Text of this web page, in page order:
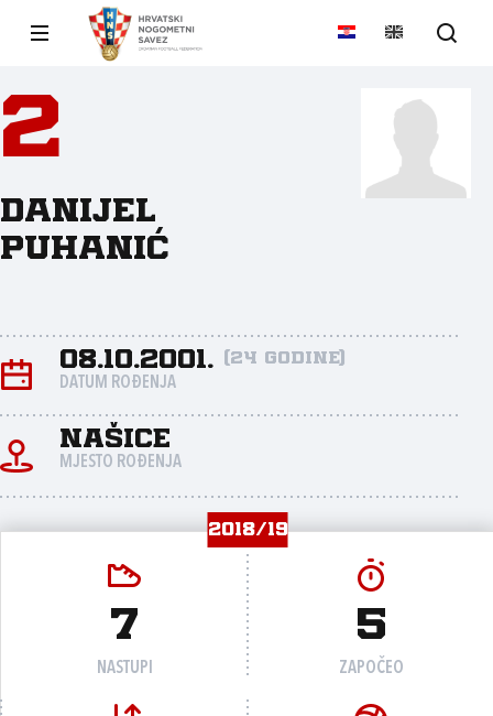
2
Danijel
Puhanić
08.10.2001. (24 godine)
DATUM ROĐENJA
Našice
MJESTO ROĐENJA
2018/19
7
NASTUPI
5
ZAPOČEO